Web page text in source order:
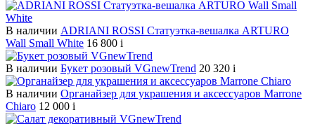
В наличии ADRIANI ROSSI Статуэтка-вешалка ARTURO
Wall Small White 16 800 i
В наличии Букет розовый VGnewTrend 20 320 i
В наличии Органайзер для украшения и аксессуаров Marrone
Chiaro 12 000 i